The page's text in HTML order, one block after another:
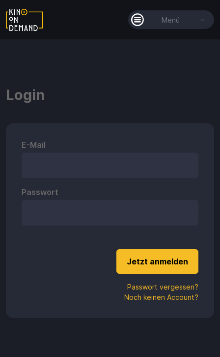
Menü
Login
E-Mail
Passwort
Passwort vergessen?
Noch keinen Account?